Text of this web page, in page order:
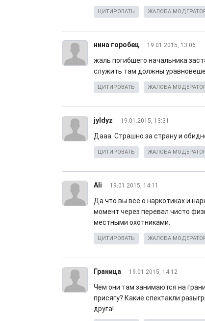
ЦИТИРОВАТЬ ЖАЛОБА
нина горобец 19.01.2015, 13:06
жаль погибшего начальника
служить там должны
ЦИТИРОВАТЬ ЖАЛОБА
jyldyz 19.01.2015, 13:31
Дааа. Страшно за страну и
ЦИТИРОВАТЬ ЖАЛОБА
Ali 19.01.2015, 14:11
Да что вы все о наркотиках и
момент через перевал чисто
местными охотниками.
ЦИТИРОВАТЬ ЖАЛОБА
Граница 19.01.2015, 14:12
Чем они там занимаются на
присягу? Какие спектакли
друга!